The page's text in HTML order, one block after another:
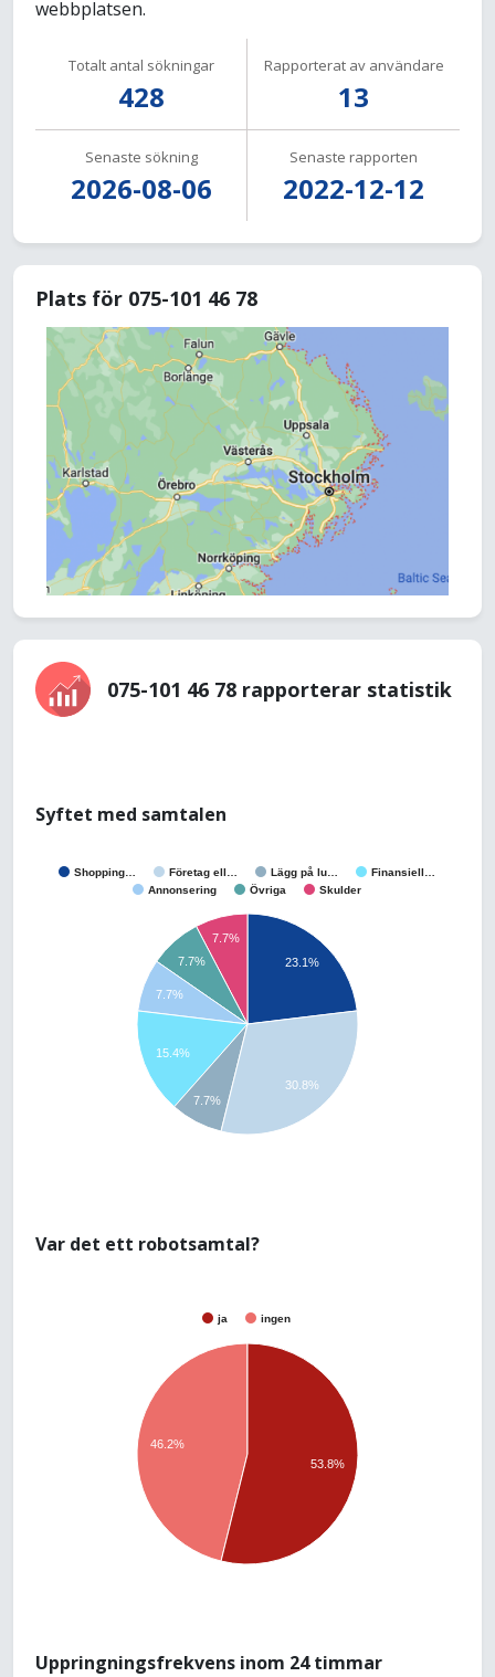
webbplatsen.
Totalt antal sökningar
428
Rapporterat av användare
13
Senaste sökning
2026-08-06
Senaste rapporten
2022-12-12
Plats för 075-101 46 78
075-101 46 78 rapporterar statistik
Syftet med samtalen
Shopping… Företag ell… Lägg på lu…
Finansiell…
Annonsering
Övriga Skulder
23.1%
7.7%
7.7%
7.7%
15.4%
7.7%
30.8%
Var det ett robotsamtal?
ja ingen
46.2%
53.8%
Uppringningsfrekvens inom 24 timmar